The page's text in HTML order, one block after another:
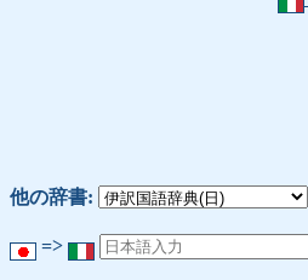
他の辞書:
=>